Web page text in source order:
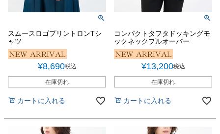
スムースロゴプリントロンTシ
ャツ
¥8,690税込
在庫切れ
カートに入れる
コンパクトタフタドッキングモ
ックネックプルオーバー
¥13,200税込
在庫切れ
カートに入れる